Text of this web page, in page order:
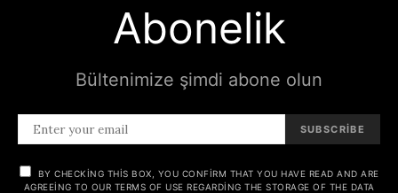
Abonelik
Bültenimize şimdi abone olun
SUBSCRIBE
BY CHECKING THIS BOX, YOU CONFIRM THAT YOU HAVE READ AND ARE
AGREEING TO OUR TERMS OF USE REGARDING THE STORAGE OF THE DATA